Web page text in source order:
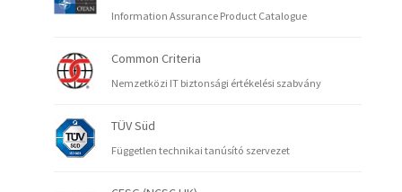
Information Assurance Product Catalogue
Common Criteria
Nemzetközi IT biztonsági értékelési szabvány
TÜV Süd
Független technikai tanúsító szervezet